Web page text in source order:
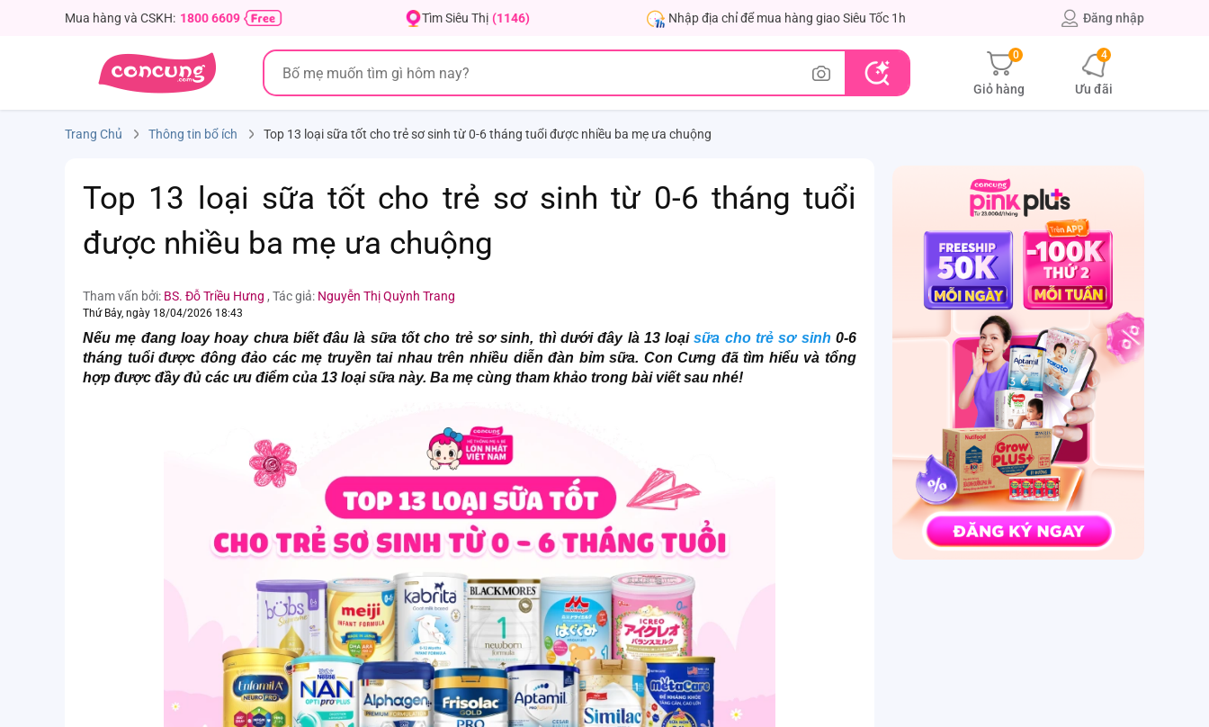
Mua hàng và CSKH: 1800 6609 Tìm Siêu Thị (1146) Nhập địa chỉ để mua hàng giao Siêu Tốc 1h Đăng nhập
0
Giỏ hàng
4
Ưu đãi
Trang Chủ Thông tin bổ ích Top 13 loại sữa tốt cho trẻ sơ sinh từ 0-6 tháng tuổi được nhiều ba mẹ ưa chuộng
Top 13 loại sữa tốt cho trẻ sơ sinh từ 0-6 tháng tuổi
được nhiều ba mẹ ưa chuộng
Tham vấn bởi: BS. Đỗ Triều Hưng , Tác giả: Nguyễn Thị Quỳnh Trang
Thứ Bảy, ngày 18/04/2026 18:43
Nếu mẹ đang loay hoay chưa biết đâu là sữa tốt cho trẻ sơ sinh, thì dưới đây là 13 loạisữa cho trẻ sơ sinh 0-6
tháng tuổi được đông đảo các mẹ truyền tai nhau trên nhiều diễn đàn bỉm sữa. Con Cưng đã tìm hiểu và tổng
hợp được đầy đủ các ưu điểm của 13 loại sữa này. Ba mẹ cùng tham khảo trong bài viết sau nhé!